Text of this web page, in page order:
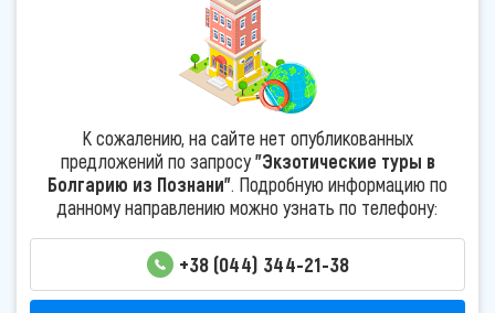
К сожалению, на сайте нет опубликованных
предложений по запросу"Экзотические туры в
Болгарию из Познани". Подробную информацию по
данному направлению можно узнать по телефону:
+38 (044) 344-21-38